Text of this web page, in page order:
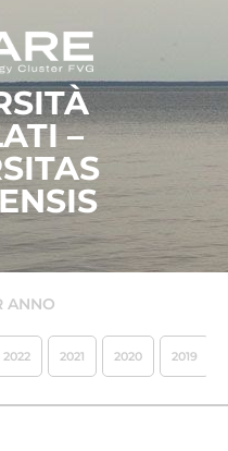
–
ANNO
2022 2021 2020 2019